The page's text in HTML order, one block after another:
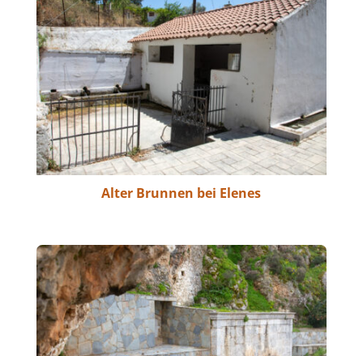
Alter Brunnen bei Elenes